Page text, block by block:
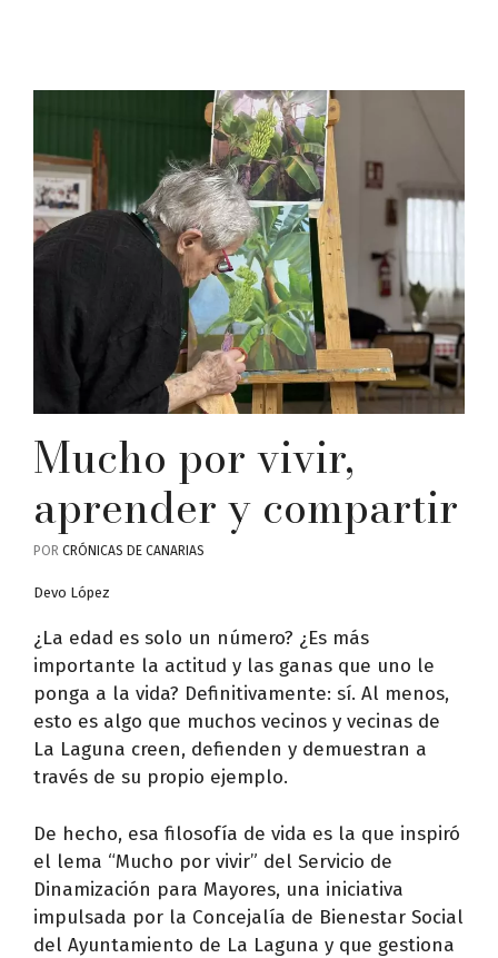
Mucho por vivir,
aprender y compartir
POR CRÓNICAS DE CANARIAS
Devo López
¿La edad es solo un número? ¿Es más
importante la actitud y las ganas que uno le
ponga a la vida? Definitivamente: sí. Al menos,
esto es algo que muchos vecinos y vecinas de
La Laguna creen, defienden y demuestran a
través de su propio ejemplo.
De hecho, esa filosofía de vida es la que inspiró
el lema “Mucho por vivir” del Servicio de
Dinamización para Mayores, una iniciativa
impulsada por la Concejalía de Bienestar Social
del Ayuntamiento de La Laguna y que gestiona